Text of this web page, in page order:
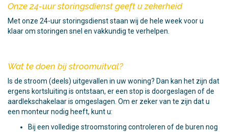
Onze 24-uur storingsdienst geeft u zekerheid
Met onze 24-uur storingsdienst staan wij de hele week voor u
klaar om storingen snel en vakkundig te verhelpen.
Wat te doen bij stroomuitval?
Is de stroom (deels) uitgevallen in uw woning? Dan kan het zijn dat
ergens kortsluiting is ontstaan, er een stop is doorgeslagen of de
aardlekschakelaar is omgeslagen. Om er zeker van te zijn dat u
een monteur nodig heeft, kunt u:
Bij een volledige stroomstoring controleren of de buren nog